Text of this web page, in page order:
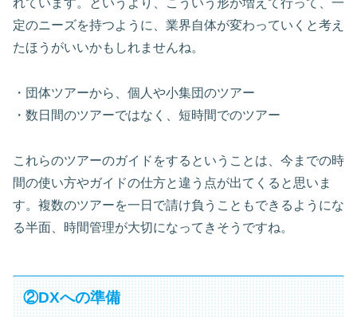
れています。というより、こういう形が増えて行って、一
定のニーズを持つように、業界自体が変わっていくと考え
たほうがいいかもしれませんね。
・団体ツアーから、個人や小集団のツアー
・数日間のツアーではなく、短時間でのツアー
これらのツアーのガイドをするということは、今までの時
間の使い方やガイドの仕方と違う点が出てくると思いま
す。複数のツアーを一日で請け負うこともできるようにな
る半面、時間管理が大切になってきそうですね。
②DXへの準備